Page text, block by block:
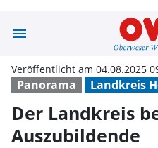
menu
Panorama Landkreis
Veröffentlicht am 04.08.2025
Der Landkreis
Auszubildende